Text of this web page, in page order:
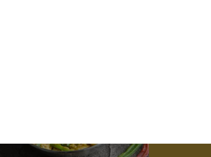
crevettes